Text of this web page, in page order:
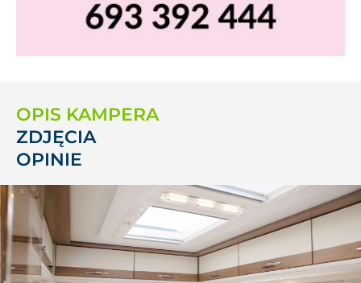
OPIS KAMPERA
ZDJĘCIA
OPINIE